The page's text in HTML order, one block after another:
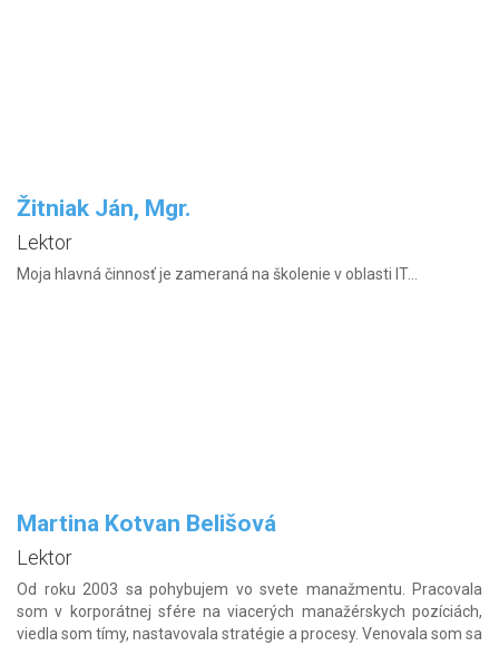
Žitniak Ján, Mgr.
Lektor
Moja hlavná činnosť je zameraná na školenie v oblasti IT...
Martina Kotvan Belišová
Lektor
Od roku 2003 sa pohybujem vo svete manažmentu. Pracovala
som v korporátnej sfére na viacerých manažérskych pozíciách,
viedla som tímy, nastavovala stratégie a procesy. Venovala som sa